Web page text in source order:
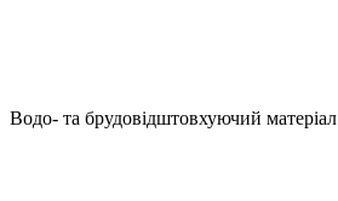
Водо- та брудовідштовхуючий матеріал